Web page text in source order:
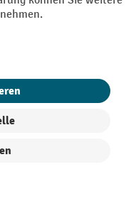
zzgl.Versandkosten und ggf.
Der Rabatt gilt nicht auf
Der Gutschein ist 10
von 250.- CHF online
je nach
Transport, Stapeln und